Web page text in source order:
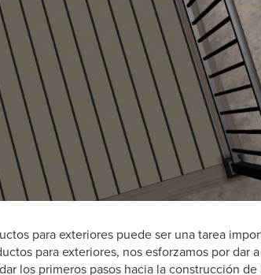
para exteriores puede ser una tarea
para exteriores, nos esforzamos por dar
los primeros pasos hacia la construcción